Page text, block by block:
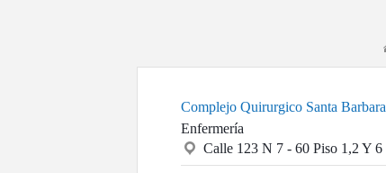
Complejo Quirurgico Santa Barbara
Enfermería
Calle 123 N 7 - 60 Piso 1,2 Y 6